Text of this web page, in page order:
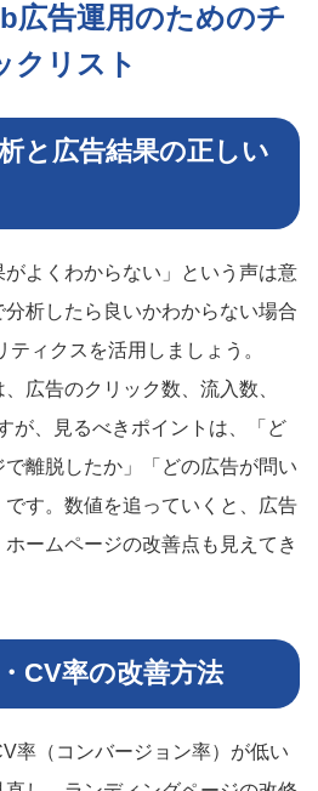
広告運用のためのチ
クリスト
と広告結果の正しい
がよくわからない」という声は意
析したら良いかわからない場合
ィクスを活用しましょう。
広告のクリック数、流入数、
が、見るべきポイントは、「ど
離脱したか」「どの広告が問い
す。数値を追っていくと、広告
ームページの改善点も見えてき
CV率の改善方法
率（コンバージョン率）が低い